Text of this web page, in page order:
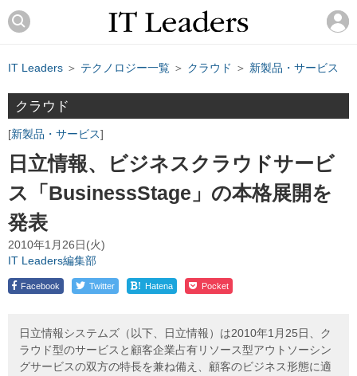
IT Leaders ＞ テクノロジー一覧 ＞ クラウド ＞ 新製品・サービス
クラウド
新製品・サービス
日立情報、ビジネスクラウドサービ
ス「BusinessStage」の本格展開を
発表
2010年1月26日(火)
IT Leaders編集部
Facebook Twitter ! Hatena Pocket
日立情報システムズ（以下、日立情報）は2010年1月25日、ク
ラウド型のサービスと顧客企業占有リソース型アウトソーシン
グサービスの双方の特長を兼ね備え、顧客のビジネス形態に適